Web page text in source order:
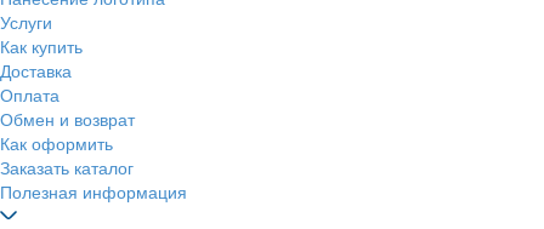
Услуги
Как купить
Доставка
Оплата
Обмен и возврат
Как оформить
Заказать каталог
Полезная информация